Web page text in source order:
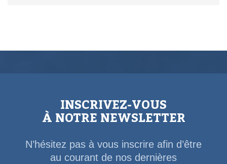
INSCRIVEZ-VOUS
À NOTRE NEWSLETTER
N’hésitez pas à vous inscrire afin d’être
au courant de nos dernières